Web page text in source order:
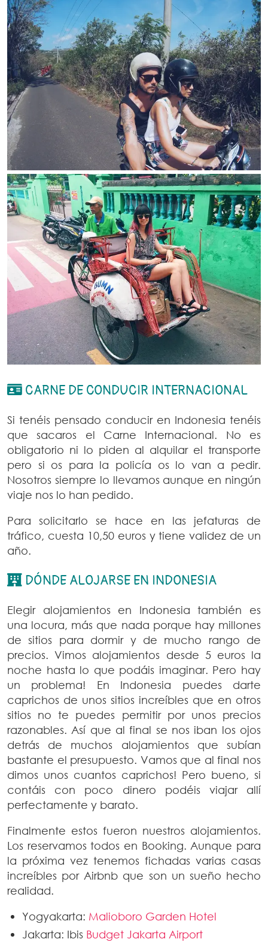
CARNE DE CONDUCIR INTERNACIONAL
Si tenéis pensado conducir en Indonesia tenéis
que sacaros el Carne Internacional. No es
obligatorio ni lo piden al alquilar el transporte
pero si os para la policía os lo van a pedir.
Nosotros siempre lo llevamos aunque en ningún
viaje nos lo han pedido.
Para solicitarlo se hace en las jefaturas de
tráfico, cuesta 10,50 euros y tiene validez de un
año.
DÓNDE ALOJARSE EN INDONESIA
Elegir alojamientos en Indonesia también es
una locura, más que nada porque hay millones
de sitios para dormir y de mucho rango de
precios. Vimos alojamientos desde 5 euros la
noche hasta lo que podáis imaginar. Pero hay
un problema! En Indonesia puedes darte
caprichos de unos sitios increíbles que en otros
sitios no te puedes permitir por unos precios
razonables. Así que al final se nos iban los ojos
detrás de muchos alojamientos que subían
bastante el presupuesto. Vamos que al final nos
dimos unos cuantos caprichos! Pero bueno, si
contáis con poco dinero podéis viajar allí
perfectamente y barato.
Finalmente estos fueron nuestros alojamientos.
Los reservamos todos en Booking. Aunque para
la próxima vez tenemos fichadas varias casas
increíbles por Airbnb que son un sueño hecho
realidad.
Yogyakarta: Malioboro Garden Hotel
Jakarta: Ibis Budget Jakarta Airport